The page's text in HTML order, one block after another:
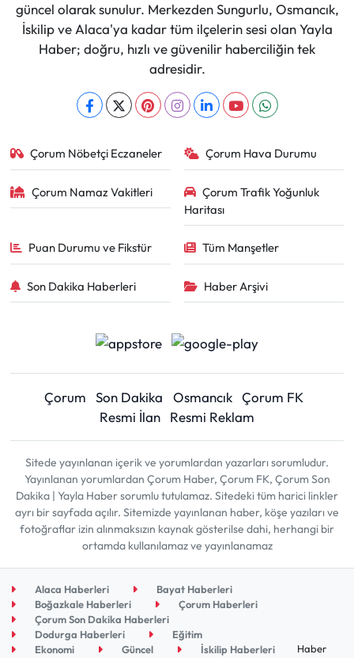
güncel olarak sunulur. Merkezden Sungurlu, Osmancık,
İskilip ve Alaca'ya kadar tüm ilçelerin sesi olan Yayla
Haber; doğru, hızlı ve güvenilir haberciliğin tek
adresidir.
Çorum Nöbetçi Eczaneler Çorum Hava Durumu
Çorum Namaz Vakitleri
Çorum Trafik Yoğunluk
Haritası
Puan Durumu ve Fikstür Tüm Manşetler
Son Dakika Haberleri Haber Arşivi
Çorum Son Dakika Osmancık Çorum FK
Resmi İlan
Resmi Reklam
Sitede yayınlanan içerik ve yorumlardan yazarları sorumludur.
Yayınlanan yorumlardan Çorum Haber, Çorum FK, Çorum Son
Dakika | Yayla Haber sorumlu tutulamaz. Sitedeki tüm harici linkler
ayrı bir sayfada açılır. Sitemizde yayınlanan haber, köşe yazıları ve
fotoğraflar izin alınmaksızın kaynak gösterilse dahi, herhangi bir
ortamda kullanılamaz ve yayınlanamaz
Alaca Haberleri
Bayat Haberleri
Boğazkale Haberleri
Çorum Haberleri
Çorum Son Dakika Haberleri
Dodurga Haberleri
Eğitim
Ekonomi
Güncel İskilip Haberleri
Haber